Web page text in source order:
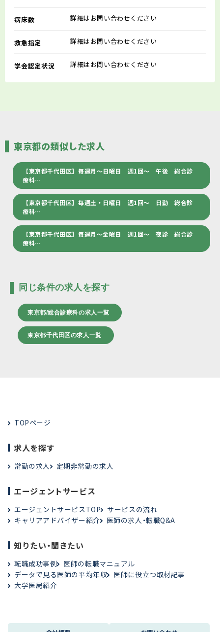
病床数 詳細はお問い合わせください
救急指定 詳細はお問い合わせください
学会認定状況 詳細はお問い合わせください
東京都の類似した求人
【東京都千代田区】毎週月～日曜日 週1回～ 午後 総合診
療科…
【東京都千代田区】毎週土・日曜日 週1回～ 日勤 総合診
療科…
【東京都千代田区】毎週月～金曜日 週1回～ 夜診 総合診
療科…
同じ条件の求人を探す
東京都/総合診療科の求人一覧
東京都千代田区の求人一覧
TOPページ
求人を探す
常勤の求人 定期非常勤の求人
エージェントサービス
エージェントサービスTOP
サービスの流れ
キャリアアドバイザー紹介
医師の求人・転職Q&A
知りたい・聞きたい
転職成功事例
医師の転職マニュアル
データで見る医師の平均年収
医師に役立つ取材記事
大学医局紹介